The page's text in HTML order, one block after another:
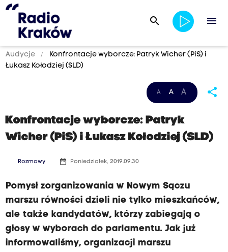
search menu
Audycje
Konfrontacje wyborcze: Patryk Wicher (PiS) i
Łukasz Kołodziej (SLD)
A A A share
Konfrontacje wyborcze: Patryk
Wicher (PiS) i Łukasz Kołodziej (SLD)
Rozmowy date_range Poniedziałek, 2019.09.30
Pomysł zorganizowania w Nowym Sączu
marszu równości dzieli nie tylko mieszkańców,
ale także kandydatów, którzy zabiegają o
głosy w wyborach do parlamentu. Jak już
informowaliśmy, organizacji marszu